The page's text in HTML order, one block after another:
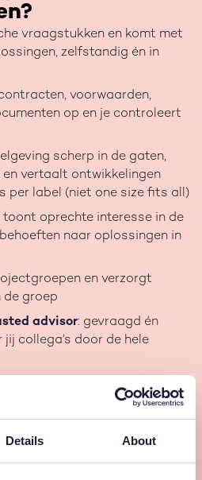
Details About
vraagstukken en komt met
zelfstandig én in
voorwaarden,
op en je controleert
scherp in de gaten,
vertaalt ontwikkelingen
per label (niet one size fits all)
oprechte interesse in de
naar oplossingen in
en verzorgt
de groep
advisor: gevraagd én
collega’s door de hele
mars?
jurist", maar een
praktische
toch nauwkeurig werkt.
die we zoeken